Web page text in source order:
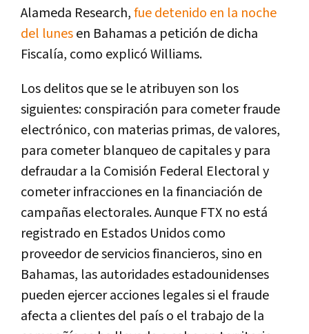
Alameda Research,fue detenido en la noche
del lunesen Bahamas a petición de dicha
Fiscalía, como explicó Williams.
Los delitos que se le atribuyen son los
siguientes: conspiración para cometer fraude
electrónico, con materias primas, de valores,
para cometer blanqueo de capitales y para
defraudar a la Comisión Federal Electoral y
cometer infracciones en la financiación de
campañas electorales. Aunque FTX no está
registrado en Estados Unidos como
proveedor de servicios financieros, sino en
Bahamas, las autoridades estadounidenses
pueden ejercer acciones legales si el fraude
afecta a clientes del país o el trabajo de la